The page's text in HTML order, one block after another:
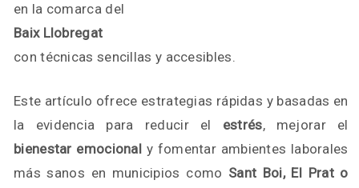
en la comarca del
Baix Llobregat
con técnicas sencillas y accesibles.
Este artículo ofrece estrategias rápidas y basadas en
la evidencia para reducir el estrés, mejorar el
bienestar emocional y fomentar ambientes laborales
más sanos en municipios como Sant Boi, El Prat o